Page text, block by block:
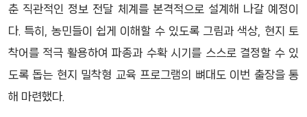
춘 직관적인 정보 전달 체계를 본격적으로 설계해 나갈 예정이
다. 특히, 농민들이 쉽게 이해할 수 있도록 그림과 색상, 현지 토
착어를 적극 활용하여 파종과 수확 시기를 스스로 결정할 수 있
도록 돕는 현지 밀착형 교육 프로그램의 뼈대도 이번 출장을 통
해 마련했다.